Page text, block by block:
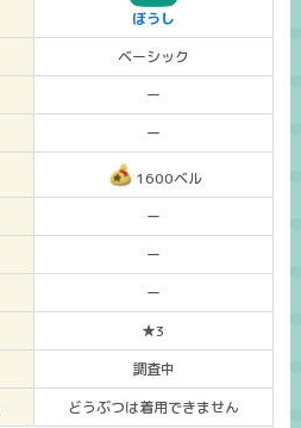
ぼうし
ベーシック
ー
ー
1600ベル
ー
ー
ー
★3
調査中
どうぶつは着用できません